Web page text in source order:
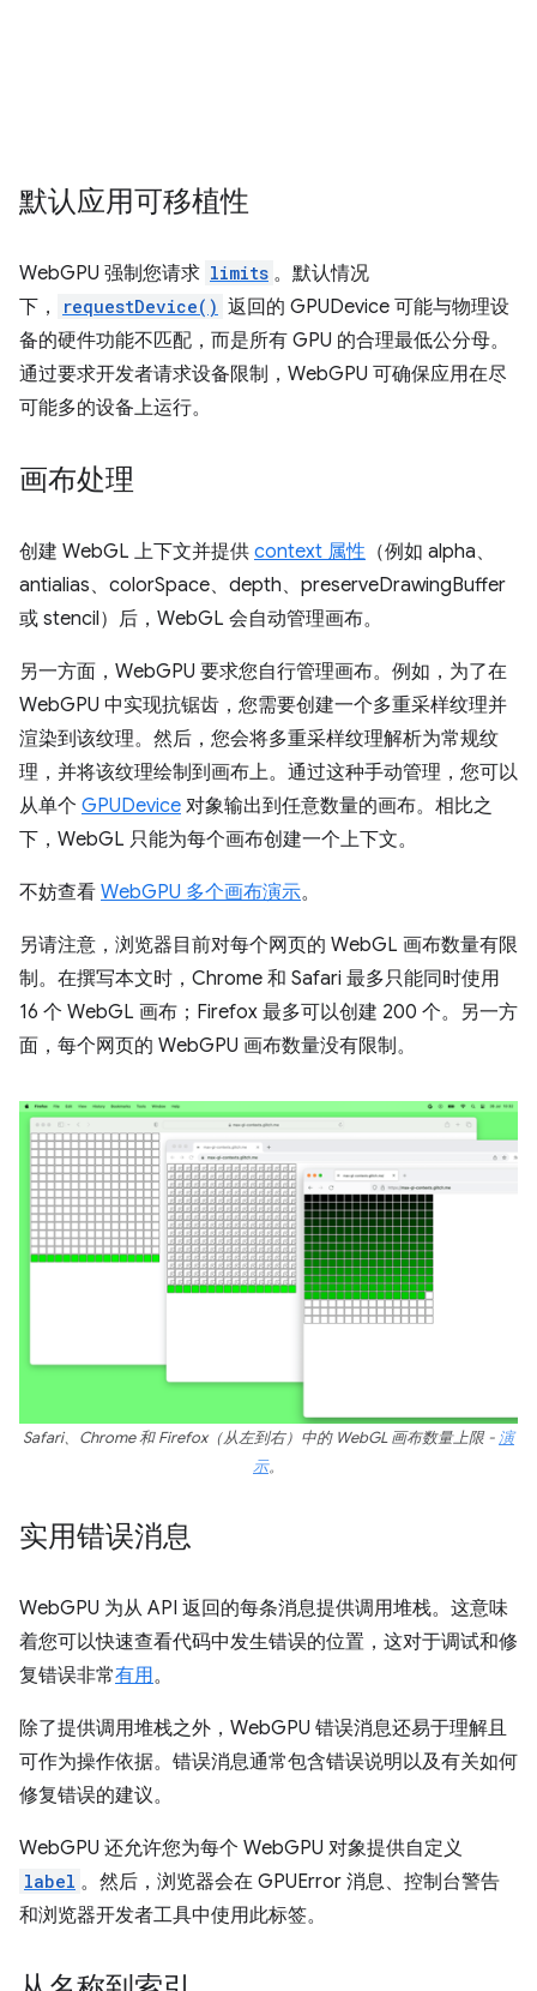
默认应用可移植性
WebGPU 强制您请求 limits 。默认情况
下，
requestDevice() 返回的 GPUDevice 可能与物理设
备的硬件功能不匹配，而是所有 GPU 的合理最低公分母。
通过要求开发者请求设备限制，WebGPU 可确保应用在尽
可能多的设备上运行。
画布处理
创建 WebGL 上下文并提供 context 属性 （例如 alpha、
antialias、colorSpace、depth、preserveDrawingBuffer
或 stencil）后，WebGL 会自动管理画布。
另一方面，WebGPU 要求您自行管理画布。例如，为了在
WebGPU 中实现抗锯齿，您需要创建一个多重采样纹理并
渲染到该纹理。然后，您会将多重采样纹理解析为常规纹
理，并将该纹理绘制到画布上。通过这种手动管理，您可以
从单个 GPUDevice 对象输出到任意数量的画布。相比之
下，WebGL 只能为每个画布创建一个上下文。
不妨查看 WebGPU 多个画布演示。
另请注意，浏览器目前对每个网页的 WebGL 画布数量有限
制。在撰写本文时，Chrome 和 Safari 最多只能同时使用
16 个 WebGL 画布；Firefox 最多可以创建 200 个。另一方
面，每个网页的 WebGPU 画布数量没有限制。
Safari、Chrome 和 Firefox（从左到右）中的 WebGL 画布数量上限 - 演
示。
实用错误消息
WebGPU 为从 API 返回的每条消息提供调用堆栈。这意味
着您可以快速查看代码中发生错误的位置，这对于调试和修
复错误非常有用。
除了提供调用堆栈之外，WebGPU 错误消息还易于理解且
可作为操作依据。错误消息通常包含错误说明以及有关如何
修复错误的建议。
WebGPU 还允许您为每个 WebGPU 对象提供自定义
label 。然后，浏览器会在 GPUError 消息、控制台警告
和浏览器开发者工具中使用此标签。